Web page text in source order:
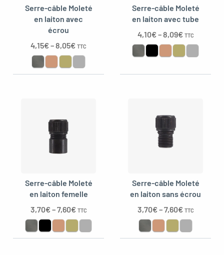
Serre-câble Moleté
en laiton avec
écrou
4,15€–8,05€ TTC
Serre-câble Moleté
en laiton avec tube
4,10€–8,09€ TTC
Serre-câble Moleté
en laiton femelle
3,70€–7,60€ TTC
Serre-câble Moleté
en laiton sans écrou
3,70€–7,60€ TTC